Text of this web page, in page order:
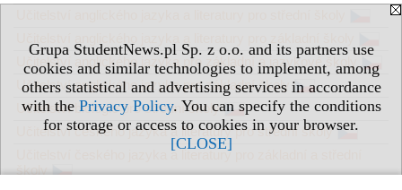
Grupa StudentNews.pl Sp. z o.o. and its partners use
cookies and similar technologies to implement, among
others statistical and advertising services in accordance
with the Privacy Policy. You can specify the conditions
for storage or access to cookies in your browser.
[CLOSE]
Učitelství anglického jazyka pro základní a jazykové školy
Učitelství anglického jazyka pro základní školy
Učitelství biologie pro střední školy
Učitelství českého jazyka a literatury pro střední školy
Učitelství českého jazyka a literatury pro základní a střední
školy